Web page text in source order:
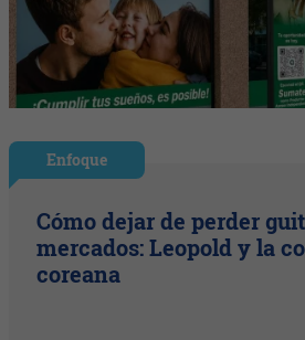
Enfoque
Cómo dejar de perder
mercados: Leopold y la
coreana